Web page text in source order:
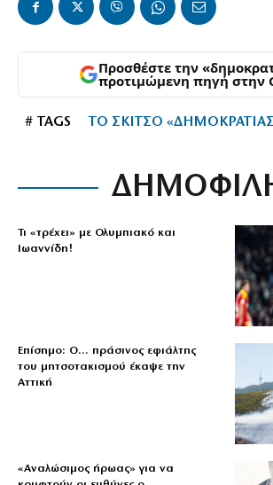
Προσθέστε την
προτιμώμενη πηγή στην
# TAGS ΤΟ ΣΚΙΤΣΟ
Τι «τρέχει» με Ολυμπιακό και
Ιωαννίδη!
Επίσημο: Ο… πράσινος εφιάλτης
του μητσοτακισμού έκαψε την
Αττική
«Aναλώσιμος ήρωας» για να